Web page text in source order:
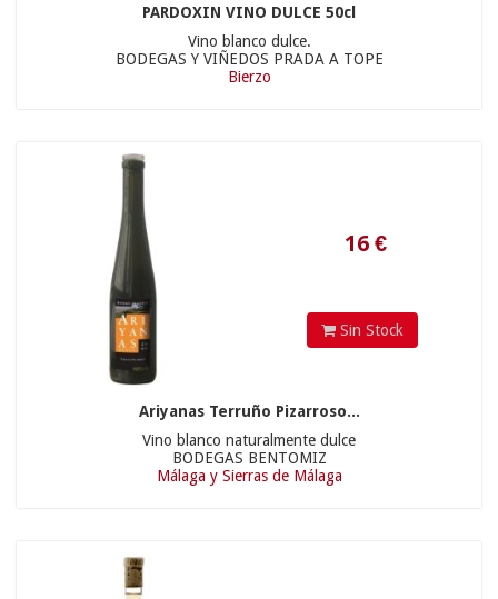
PARDOXIN VINO DULCE 50cl
Vino blanco dulce.
BODEGAS Y VIÑEDOS PRADA A TOPE
Bierzo
Sin Stock
Ariyanas Terruño Pizarroso...
Vino blanco naturalmente dulce
BODEGAS BENTOMIZ
Málaga y Sierras de Málaga
24.9 €
18.9€